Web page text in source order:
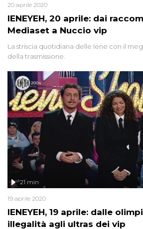
IENEYEH, 20 aprile: dai
Mediaset a Nuccio vip
20 aprile 2020
La striscia quotidiana delle Iene con il
della trasmissione.
IENEYEH, 19 aprile: dalle
illegalità agli ultras dei vip
21 min
19 aprile 2020